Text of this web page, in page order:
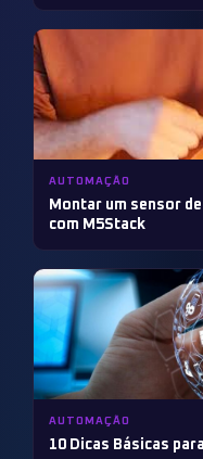
AUTOMAÇÃO
Montar um sensor
com M5Stack
AUTOMAÇÃO
10 Dicas Básicas